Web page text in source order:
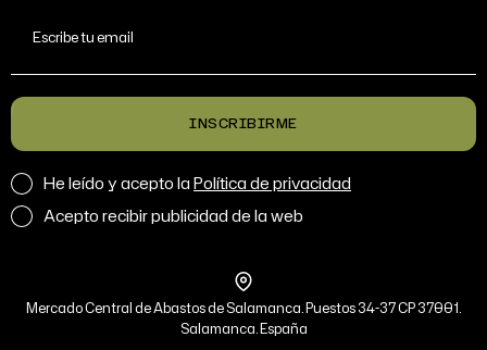
Escribe tu email
INSCRIBIRME
He leído y acepto laPolítica de privacidad
Acepto recibir publicidad de la web
Mercado Central de Abastos de Salamanca. Puestos 34-37 CP 37001.
Salamanca. España